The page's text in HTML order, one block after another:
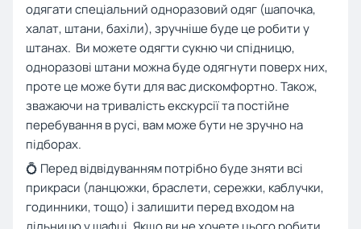
одягати спеціальний одноразовий одяг (шапочка,
халат, штани, бахіли), зручніше буде це робити у
штанах. Ви можете одягти сукню чи спідницю,
одноразові штани можна буде одягнути поверх них,
проте це може бути для вас дискомфортно. Також,
зважаючи на тривалість екскурсії та постійне
перебування в русі, вам може бути не зручно на
підборах.
💍 Перед відвідуванням потрібно буде зняти всі
прикраси (ланцюжки, браслети, сережки, каблучки,
годинники, тощо) і залишити перед входом на